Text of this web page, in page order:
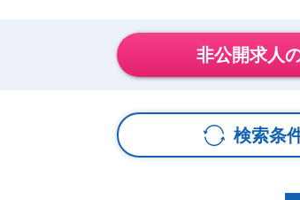
非公開求人
検索条